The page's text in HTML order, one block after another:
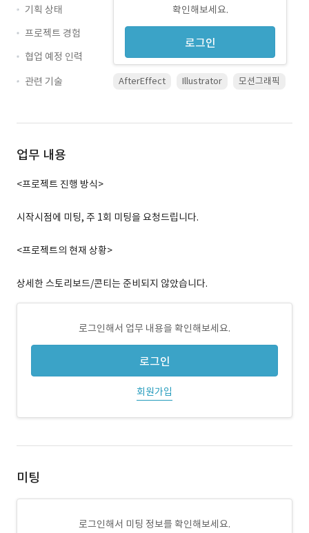
확인해보세요.
로그인
기획 상태
프로젝트 경험
협업 예정 인력
관련 기술
AfterEffect Illustrator 모션그래픽
업무 내용
<프로젝트 진행 방식>
시작시점에 미팅, 주 1회 미팅을 요청드립니다.
<프로젝트의 현재 상황>
상세한 스토리보드/콘티는 준비되지 않았습니다.
로그인해서 업무 내용을 확인해보세요.
로그인
회원가입
미팅
로그인해서 미팅 정보를 확인해보세요.